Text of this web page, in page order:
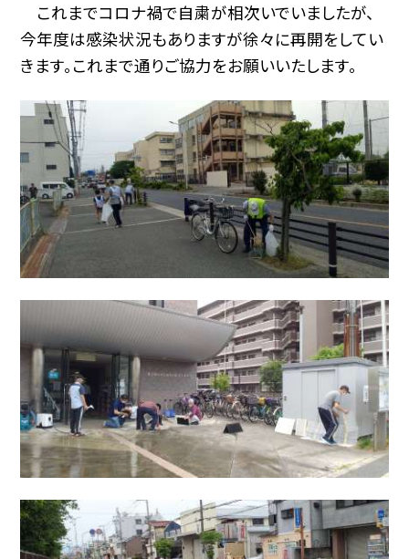
これまでコロナ禍で自粛が相次いでいましたが、
今年度は感染状況もありますが徐々に再開をしてい
きます。これまで通りご協力をお願いいたします。